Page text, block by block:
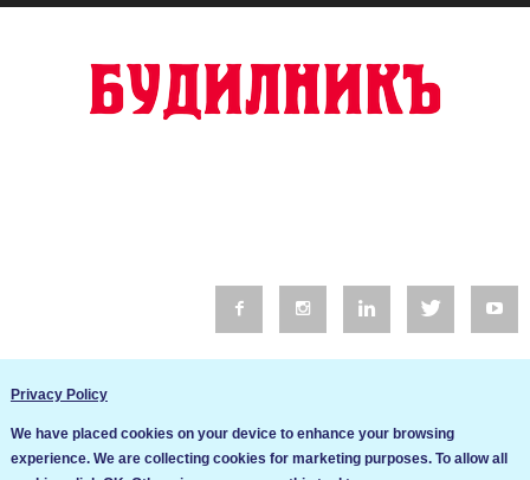
Общи условия
Privacy Policy
We have placed cookies on your device to enhance your browsing
experience. We are collecting cookies for marketing purposes. To allow all
Ние използваме бисквитки за да подобрим услугите си. Ако